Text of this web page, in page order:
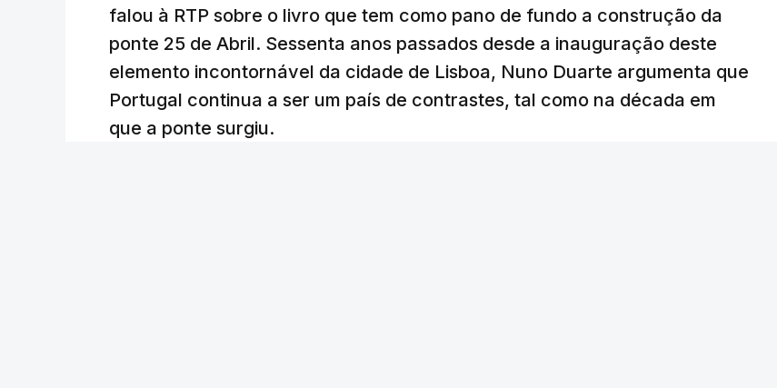
falou à RTP sobre o livro que tem como pano de fundo a construção da
ponte 25 de Abril. Sessenta anos passados desde a inauguração deste
elemento incontornável da cidade de Lisboa, Nuno Duarte argumenta que
Portugal continua a ser um país de contrastes, tal como na década em
que a ponte surgiu.